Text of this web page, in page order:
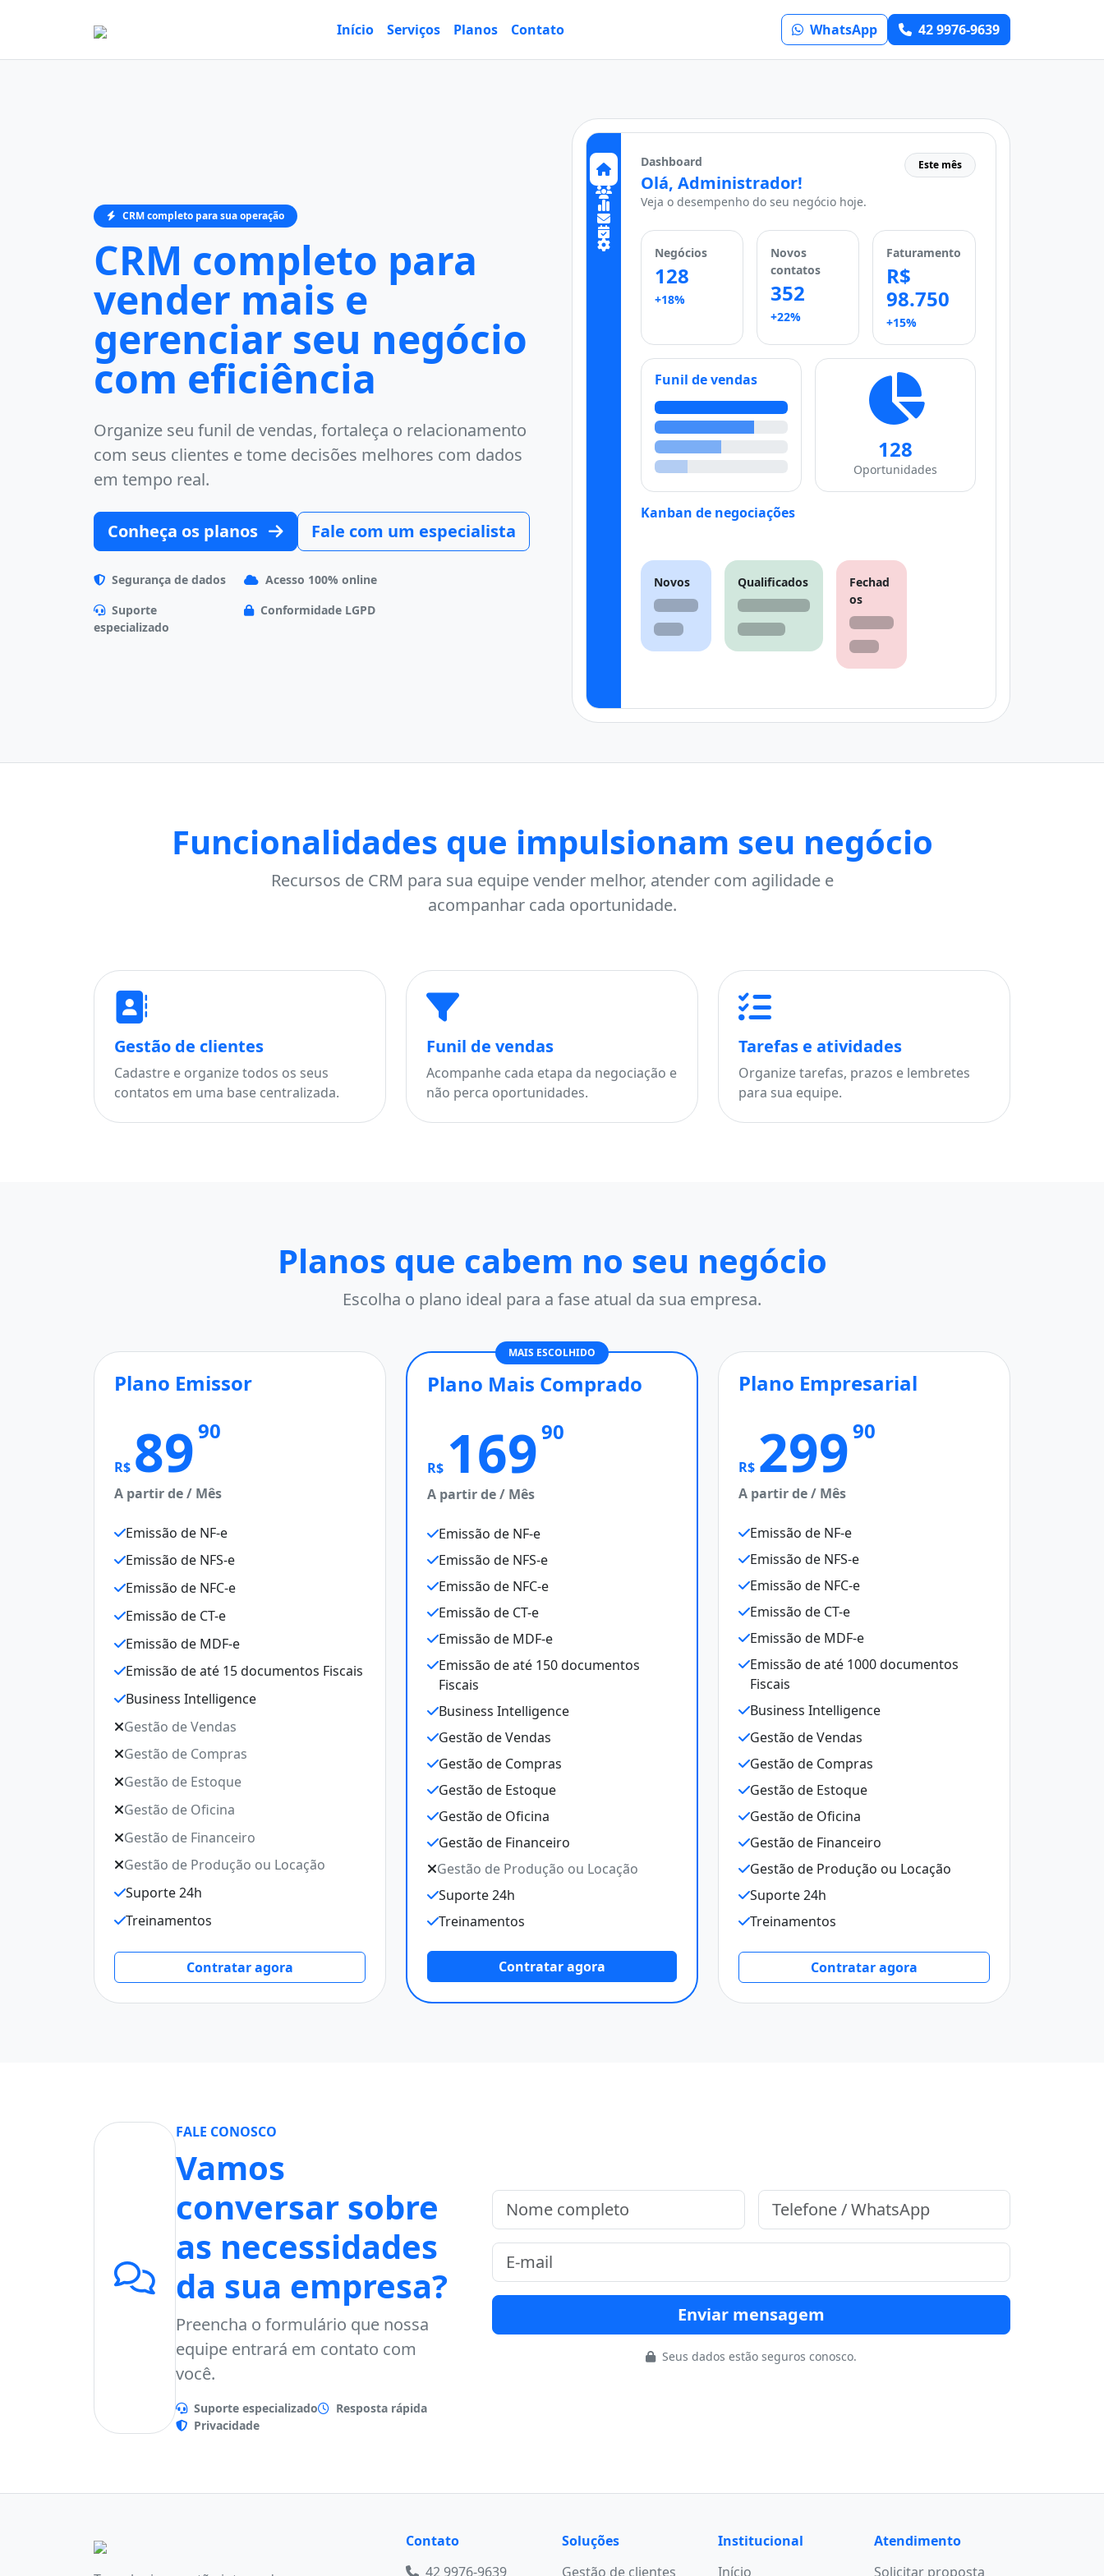
Início Serviços Planos Contato WhatsApp 42 9976-9639
CRM completo para sua operação
CRM completo para
vender mais e
gerenciar seu negócio
com eficiência
Organize seu funil de vendas, fortaleça o relacionamento
com seus clientes e tome decisões melhores com dados
em tempo real.
Conheça os planos Fale com um especialista
Segurança de dados
Acesso 100% online
Suporte
especializado
Conformidade LGPD
Dashboard
Olá, Administrador!
Veja o desempenho do seu negócio hoje.
Este mês
Negócios
128
+18%
Novos
contatos
352
+22%
Faturamento
R$
98.750
+15%
Funil de vendas
128
Oportunidades
Kanban de negociações
Novos Qualificados
Fechad
os
Funcionalidades que impulsionam seu negócio
Recursos de CRM para sua equipe vender melhor, atender com agilidade e
acompanhar cada oportunidade.
Gestão de clientes
Cadastre e organize todos os seus
contatos em uma base centralizada.
Funil de vendas
Acompanhe cada etapa da negociação e
não perca oportunidades.
Tarefas e atividades
Organize tarefas, prazos e lembretes
para sua equipe.
Planos que cabem no seu negócio
Escolha o plano ideal para a fase atual da sua empresa.
Plano Emissor
R$ 8990
A partir de / Mês
Emissão de NF-e
Emissão de NFS-e
Emissão de NFC-e
Emissão de CT-e
Emissão de MDF-e
Emissão de até 15 documentos Fiscais
Business Intelligence
Gestão de Vendas
Gestão de Compras
Gestão de Estoque
Gestão de Oficina
Gestão de Financeiro
Gestão de Produção ou Locação
Suporte 24h
Treinamentos
Contratar agora
MAIS ESCOLHIDO
Plano Mais Comprado
R$ 16990
A partir de / Mês
Emissão de NF-e
Emissão de NFS-e
Emissão de NFC-e
Emissão de CT-e
Emissão de MDF-e
Emissão de até 150 documentos
Fiscais
Business Intelligence
Gestão de Vendas
Gestão de Compras
Gestão de Estoque
Gestão de Oficina
Gestão de Financeiro
Gestão de Produção ou Locação
Suporte 24h
Treinamentos
Contratar agora
Plano Empresarial
R$ 29990
A partir de / Mês
Emissão de NF-e
Emissão de NFS-e
Emissão de NFC-e
Emissão de CT-e
Emissão de MDF-e
Emissão de até 1000 documentos
Fiscais
Business Intelligence
Gestão de Vendas
Gestão de Compras
Gestão de Estoque
Gestão de Oficina
Gestão de Financeiro
Gestão de Produção ou Locação
Suporte 24h
Treinamentos
Contratar agora
FALE CONOSCO
Vamos
conversar sobre
as necessidades
da sua empresa?
Preencha o formulário que nossa
equipe entrará em contato com
você.
Suporte especializado
Resposta rápida
Privacidade
Enviar mensagem
Seus dados estão seguros conosco.
Contato
42 9976-9639
Soluções
Gestão de clientes
Institucional
Início
Atendimento
Solicitar proposta